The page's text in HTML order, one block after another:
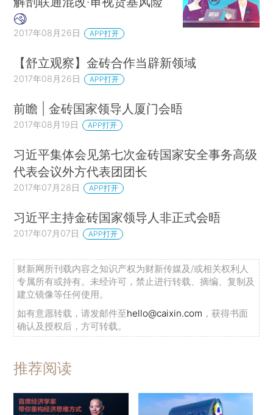
2017年08月26日 APP打开
【舒立观察】金砖合作当辟新领域
2017年08月26日 APP打开
前瞻 | 金砖国家领导人厦门会晤
2017年08月19日 APP打开
习近平集体会见第七次金砖国家安全事务高级
代表会议外方代表团团长
2017年07月28日 APP打开
习近平主持金砖国家领导人非正式会晤
2017年07月07日 APP打开
财新网所刊载内容之知识产权为财新传媒及/或相关权利人
专属所有或持有。未经许可，禁止进行转载、摘编、复制及
建立镜像等任何使用。
如有意愿转载，请发邮件至hello@caixin.com ，获得书面
确认及授权后，方可转载。
推荐阅读